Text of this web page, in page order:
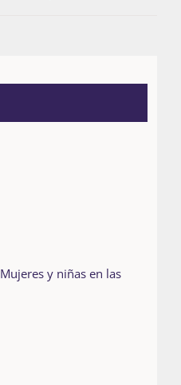
Mujeres y niñas en las